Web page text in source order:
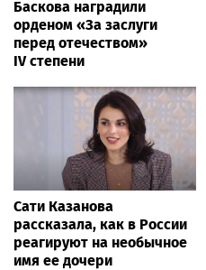
Баскова наградили
орденом «За заслуги
перед отечеством»
IV степени
Сати Казанова
рассказала, как в России
реагируют на необычное
имя ее дочери